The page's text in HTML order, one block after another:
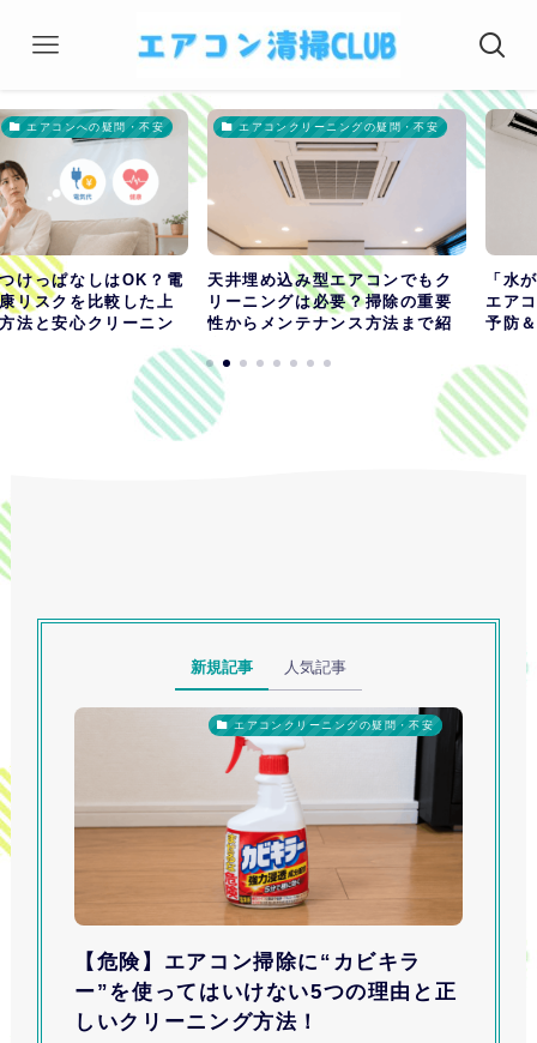
への疑問・不安
しはOK？電
比較した上
クリーニン
エアコンクリーニングの疑問・不安
天井埋め込み型エアコンでもク
リーニングは必要？掃除の重要
性からメンテナンス方法まで紹
介！
エ
「水が飛んで
エアコン内部
予防＆掃除の
新規記事 人気記事
エアコンクリーニングの疑問・不安
【危険】エアコン掃除に“カビキラ
ー”を使ってはいけない5つの理由と正
しいクリーニング方法！